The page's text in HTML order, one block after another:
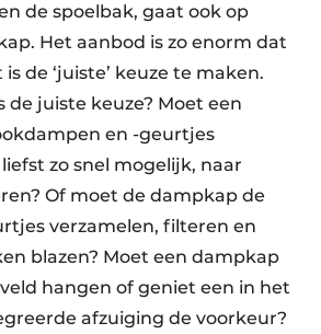
de spoelbak, gaat ook op
Het aanbod is zo enorm dat
de ‘juiste’ keuze te maken.
de juiste keuze? Moet een
en -geurtjes
zo snel mogelijk, naar
Of moet de dampkap de
verzamelen, filteren en
blazen? Moet een dampkap
hangen of geniet een in het
afzuiging de voorkeur?